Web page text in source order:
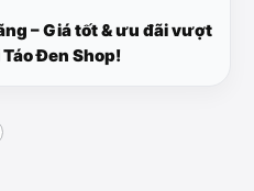
– Giá tốt & ưu đãi vượt
Đen Shop!